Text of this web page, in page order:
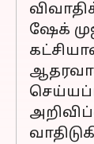
ஷேக்